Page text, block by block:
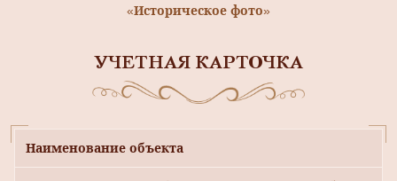
«Историческое фото»
УЧЕТНАЯ КАРТОЧКА
Наименование объекта